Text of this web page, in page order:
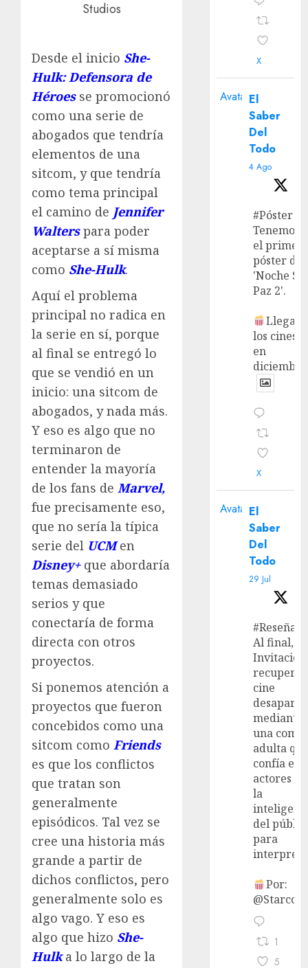
Studios
Desde el inicio She-
Hulk: Defensora de
Héroesse promocionó
como una serie de
abogados que tendría
elementos de una
sitcom, y que tendría
como tema principal
el camino de Jennifer
Walterspara poder
aceptarse a sí misma
como She-Hulk.
Aquí el problema
principal no radica en
la serie en sí, porque
al final se entregó lo
que se vendió en un
inicio: una sitcom de
abogados, y nada más.
Y eso es algo que no
terminaron de
entender la mayoría
de los fans de Marvel,
fue precisamente eso,
que no sería la típica
serie del UCMen
Disney+que abordaría
temas demasiado
serios y que
conectaría de forma
directa con otros
proyectos.
Si ponemos atención a
proyectos que fueron
concebidos como una
sitcom como Friends
es que los conflictos
que tratan son
generalmente
episódicos. Tal vez se
cree una historia más
grande a partir de
dichos conflictos, pero
generalmente solo es
algo vago. Y eso es
algo que hizo She-
Hulka lo largo de la
X
Avatar El
Saber
Del
Todo
4 Ago
#Póster
Tenemos
el primer
póster de
'Noche
Paz 2'.
Llega a
los cines
en
X
Avatar El
Saber
Del
Todo
29 Jul
#Reseña
Al final,
recupera
cine
mediante
una
adulta
confía en
actores y
la
del
para
Por:
1
5